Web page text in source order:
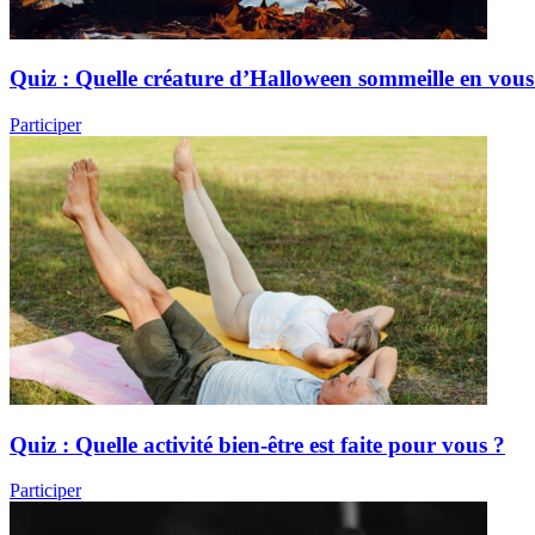
Quiz : Quelle créature d’Halloween sommeille en
Participer
Quiz : Quelle activité bien-être est faite pour vous ?
Participer